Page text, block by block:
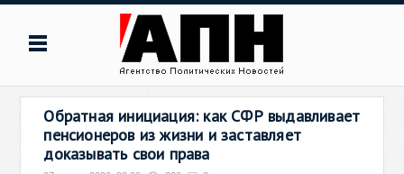
Обратная инициация: как СФР выдавливает
пенсионеров из жизни и заставляет
доказывать свои права